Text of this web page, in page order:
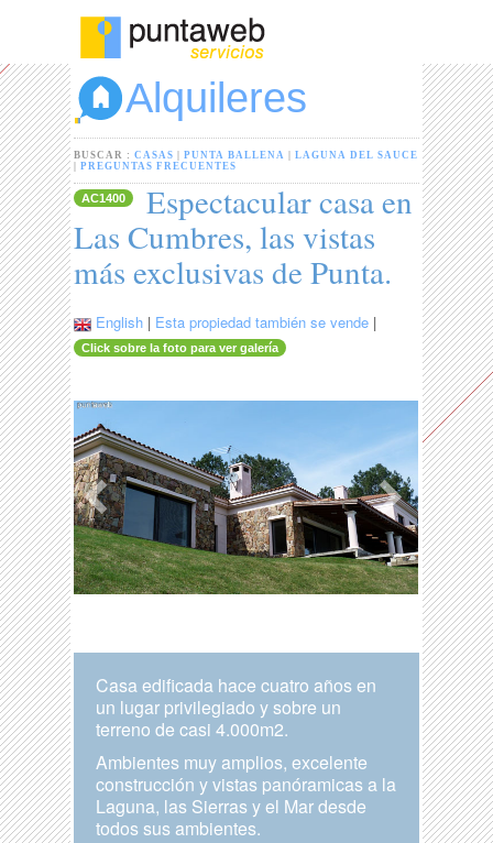
Alquileres
BUSCAR :CASAS |PUNTA BALLENA |LAGUNA DEL SAUCE
|PREGUNTAS FRECUENTES
AC1400
Espectacular casa en
Las Cumbres, las vistas
más exclusivas de Punta.
English | Esta propiedad también se vende |
Click sobre la foto para ver galería
Casa edificada hace cuatro años en
un lugar privilegiado y sobre un
terreno de casi 4.000m2.
Ambientes muy amplios, excelente
construcción y vistas panóramicas a la
Laguna, las Sierras y el Mar desde
todos sus ambientes.